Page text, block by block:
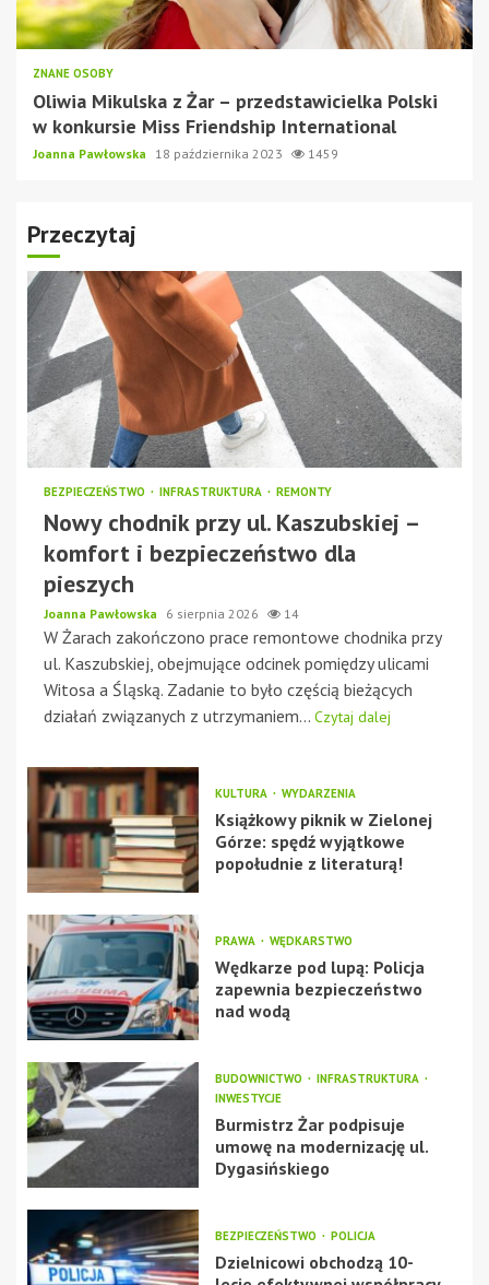
ZNANE OSOBY
Oliwia Mikulska z Żar – przedstawicielka Polski
w konkursie Miss Friendship International
Joanna Pawłowska 18 października 2023 1459
Przeczytaj
BEZPIECZEŃSTWO INFRASTRUKTURA REMONTY
Nowy chodnik przy ul. Kaszubskiej –
komfort i bezpieczeństwo dla
pieszych
Joanna Pawłowska 6 sierpnia 2026 14
W Żarach zakończono prace remontowe chodnika przy
ul. Kaszubskiej, obejmujące odcinek pomiędzy ulicami
Witosa a Śląską. Zadanie to było częścią bieżących
działań związanych z utrzymaniem... Czytaj dalej
KULTURA WYDARZENIA
Książkowy piknik w Zielonej
Górze: spędź wyjątkowe
popołudnie z literaturą!
PRAWA WĘDKARSTWO
Wędkarze pod lupą: Policja
zapewnia bezpieczeństwo
nad wodą
BUDOWNICTWO
INFRASTRUKTURA
INWESTYCJE
Burmistrz Żar podpisuje
umowę na modernizację ul.
Dygasińskiego
BEZPIECZEŃSTWO POLICJA
Dzielnicowi obchodzą 10-